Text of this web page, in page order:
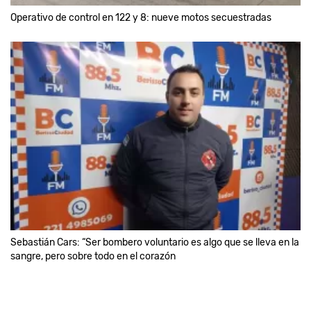
Operativo de control en 122 y 8: nueve motos secuestradas
Sebastián Cars: “Ser bombero voluntario es algo que se lleva en la
sangre, pero sobre todo en el corazón